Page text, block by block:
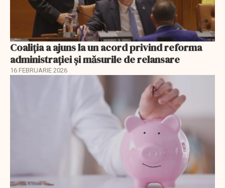
Coaliția a ajuns la un acord privind reforma
administrației și măsurile de relansare
16 FEBRUARIE 2026